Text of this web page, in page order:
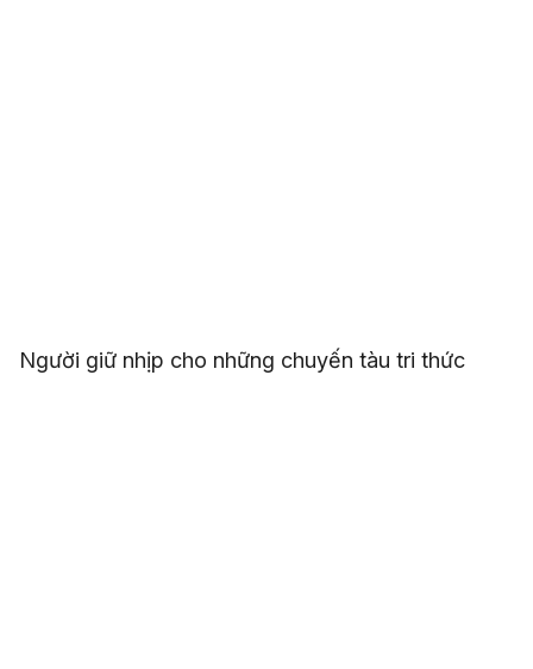
Người giữ nhịp cho những chuyến tàu tri thức